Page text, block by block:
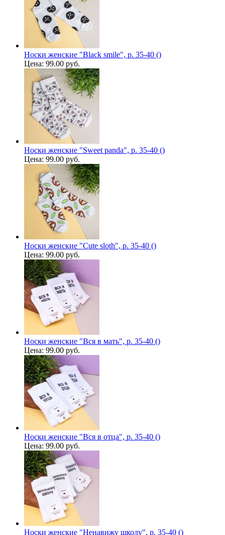
Носки женские "Black smile", р. 35-40 ()
Цена: 99.00 руб.
Носки женские "Sweet panda", р. 35-40 ()
Цена: 99.00 руб.
Носки женские "Cute sloth", р. 35-40 ()
Цена: 99.00 руб.
Носки женские "Вся в мать", р. 35-40 ()
Цена: 99.00 руб.
Носки женские "Вся в отца", р. 35-40 ()
Цена: 99.00 руб.
Носки женские "Ненавижу школу", р. 35-40 ()